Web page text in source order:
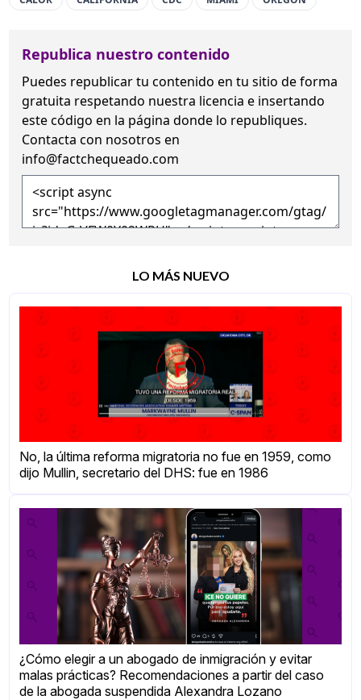
Republica nuestro contenido
Puedes republicar tu contenido en tu sitio de forma
gratuita respetando nuestra licencia e insertando
este código en la página donde lo republiques.
Contacta con nosotros en
info@factchequeado.com
LO MÁS NUEVO
No, la última reforma migratoria no fue en 1959, como
dijo Mullin, secretario del DHS: fue en 1986
¿Cómo elegir a un abogado de inmigración y evitar
malas prácticas? Recomendaciones a partir del caso
de la abogada suspendida Alexandra Lozano